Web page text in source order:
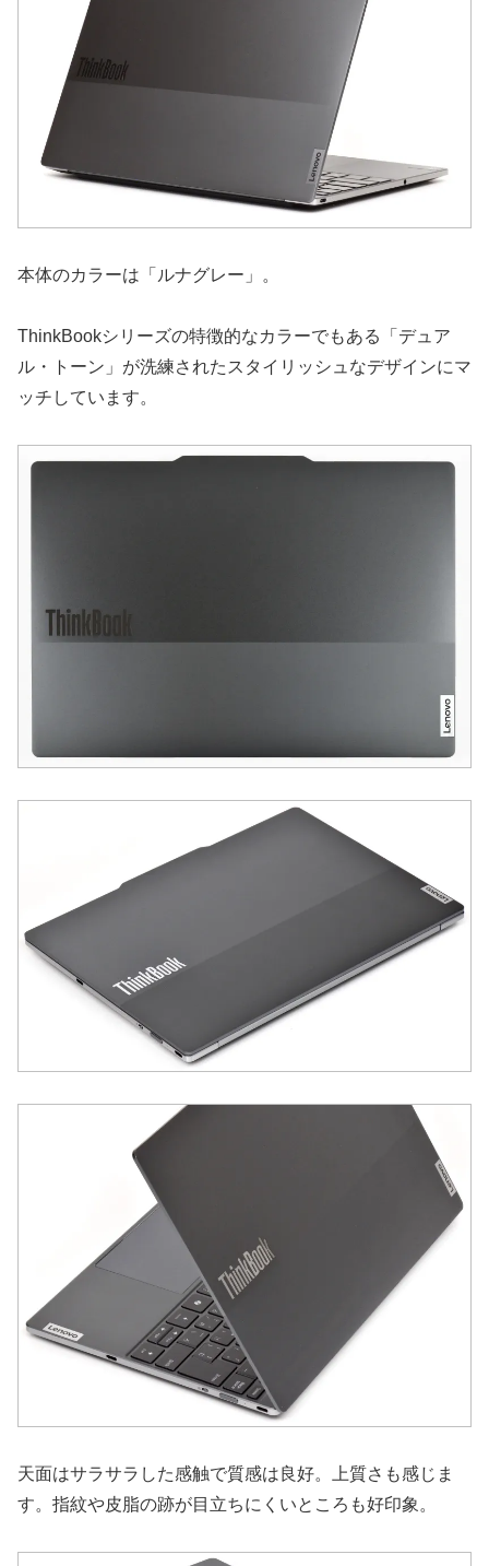
本体のカラーは「ルナグレー」。
ThinkBookシリーズの特徴的なカラーでもある「デュア
ル・トーン」が洗練されたスタイリッシュなデザインにマ
ッチしています。
天面はサラサラした感触で質感は良好。上質さも感じま
す。指紋や皮脂の跡が目立ちにくいところも好印象。